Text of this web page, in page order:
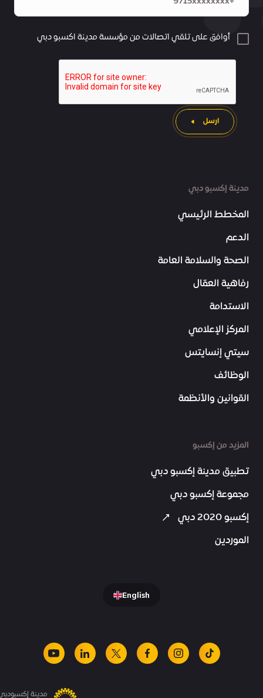
مدينة إكسبو دبي
المخطط الرئيسي
الدعم
الصحة والسلامة العامة
رفاهية العمّال
الاستدامة
المركز الإعلامي
سيتي إنسايتس
الوظائف
القوانين والأنظمة
المزيد من إكسبو
تطبيق مدينة إكسبو دبي
مجموعة إكسبو دبي
إكسبو 2020 دبي
الموردين
أوافق على تلقي اتصالات من مؤسسة مدينة اكسبو دبي
ارسل
English
tiktok
instagram
facebook
x
linkedin
youtube
مدينة